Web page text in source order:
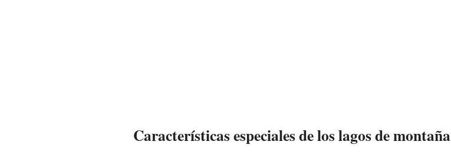
Características especiales de los lagos de montaña